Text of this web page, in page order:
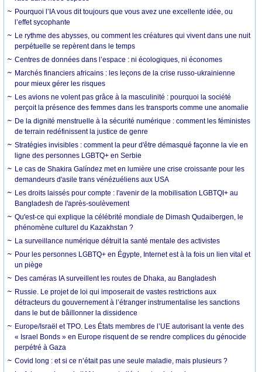
Pourquoi l’IA vous dit toujours que vous avez une excellente idée, ou
l’effet sycophante
Le rythme des abysses, ou comment les créatures qui vivent dans une nuit
perpétuelle se repèrent dans le temps
Centres de données dans l’espace : ni écologiques, ni économes
Marchés financiers africains : les leçons de la crise russo-ukrainienne
pour mieux gérer les risques
Les avions ne volent pas grâce à la masculinité : pourquoi la société
perçoit la présence des femmes dans les transports comme une anomalie
De la dignité menstruelle à la sécurité numérique : comment les féministes
de terrain redéfinissent la justice de genre
Stratégies invisibles : comment la peur d'être démasqué façonne la vie en
ligne des personnes LGBTQ+ en Serbie
Le cas de Shakira Galíndez met en lumière une crise croissante pour les
demandeurs d'asile trans vénézuéliens aux USA
Les droits laissés pour compte : l'avenir de la mobilisation LGBTQI+ au
Bangladesh de l'après-soulèvement
Qu'est-ce qui explique la célébrité mondiale de Dimash Qudaibergen, le
phénomène culturel du Kazakhstan ?
La surveillance numérique détruit la santé mentale des activistes
Pour les personnes LGBTQ+ en Égypte, Internet est à la fois un lien vital et
un piège
Des caméras IA surveillent les routes de Dhaka, au Bangladesh
Russie. Le projet de loi qui imposerait de vastes restrictions aux
détracteurs du gouvernement à l’étranger instrumentalise les sanctions
dans le but de bâillonner la dissidence
Europe/Israël et TPO. Les États membres de l’UE autorisant la vente des
« Israel Bonds » en Europe risquent de se rendre complices du génocide
perpétré à Gaza
Covid long : et si ce n’était pas une seule maladie, mais plusieurs ?